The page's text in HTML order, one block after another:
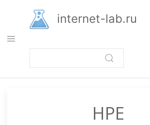
основному
содержанию
internet-lab.ru
HPE